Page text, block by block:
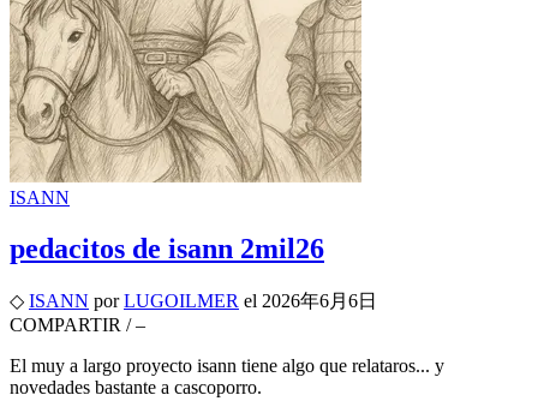
ISANN
pedacitos de isann 2mil26
◇ ISANN por LUGOILMER el 2026年6月6日
COMPARTIR / –
El muy a largo proyecto isann tiene algo que relataros... y
novedades bastante a cascoporro.